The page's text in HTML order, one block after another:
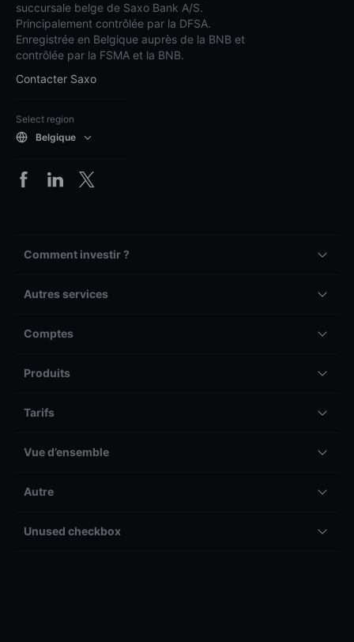
succursale belge de Saxo Bank A/S.
Principalement contrôlée par la DFSA.
Enregistrée en Belgique auprès de la BNB et
contrôlée par la FSMA et la BNB.
Contacter Saxo
Select region
Belgique
Comment investir ?
Autres services
Comptes
Produits
Tarifs
Vue d’ensemble
Autre
Unused checkbox